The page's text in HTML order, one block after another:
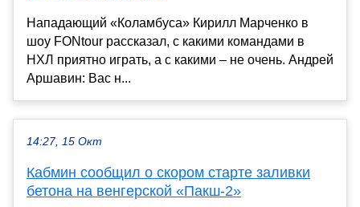
Нападающий «Коламбуса» Кирилл Марченко в
шоу FONtour рассказал, с какими командами в
НХЛ приятно играть, а с какими – не очень. Андрей
Аршавин: Вас н...
14:27, 15 Окт
Кабмин сообщил о скором старте заливки
бетона на венгерской «Пакш-2»